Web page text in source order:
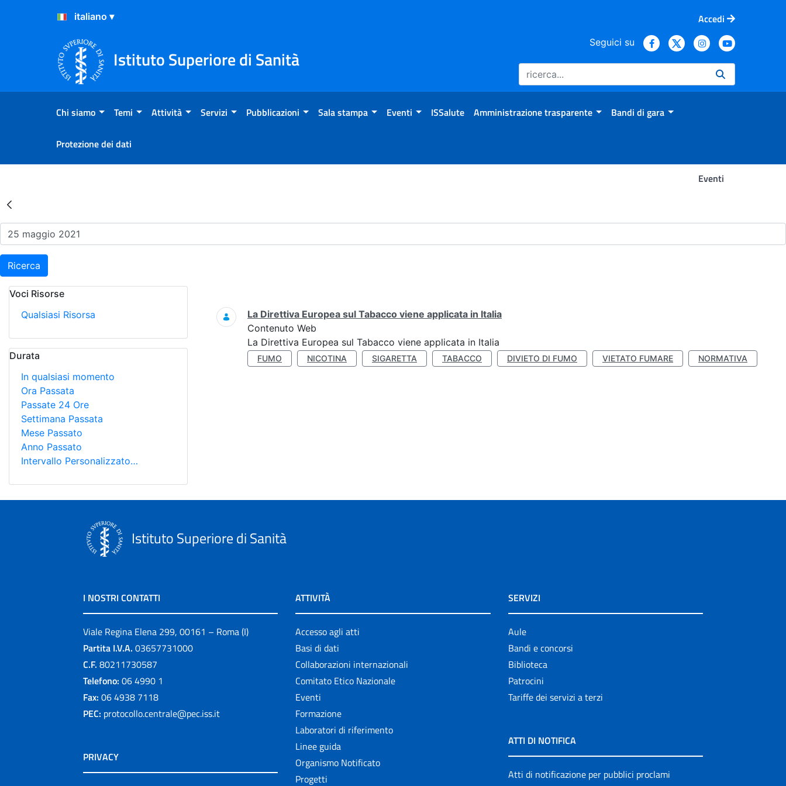
Salta al Contenuto
Salta al Footer
Accedi
Istituto Superiore di Sanità
Seguici su
Chi siamo Temi Attività Servizi Pubblicazioni Sala stampa Eventi ISSalute Amministrazione trasparente Bandi di gara
Protezione dei dati
Eventi
Risultati della Ricerca - Eventi
Ricerca
Voci Risorse
Qualsiasi Risorsa
Durata
In qualsiasi momento
Ora Passata
Passate 24 Ore
Settimana Passata
Mese Passato
Anno Passato
Intervallo Personalizzato…
Ricerca
La Direttiva Europea sul Tabacco viene applicata in Italia
Contenuto Web
La Direttiva Europea sul Tabacco viene applicata in Italia
FUMO NICOTINA SIGARETTA TABACCO DIVIETO DI FUMO VIETATO FUMARE NORMATIVA
Istituto Superiore di Sanità
I NOSTRI CONTATTI
Viale Regina Elena 299, 00161 – Roma (I)
Partita I.V.A. 03657731000
C.F. 80211730587
Telefono: 06 4990 1
Fax: 06 4938 7118
PEC: protocollo.centrale@pec.iss.it
PRIVACY
ATTIVITÀ
Accesso agli atti
Basi di dati
Collaborazioni internazionali
Comitato Etico Nazionale
Eventi
Formazione
Laboratori di riferimento
Linee guida
Organismo Notificato
Progetti
SERVIZI
Aule
Bandi e concorsi
Biblioteca
Patrocini
Tariffe dei servizi a terzi
ATTI DI NOTIFICA
Atti di notificazione per pubblici proclami